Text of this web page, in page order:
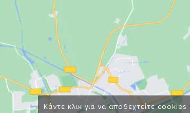
Κάντε κλικ για να αποδεχτείτε cookies